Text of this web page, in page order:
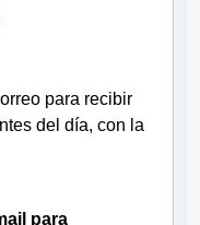
para recibir
del día, con la
para